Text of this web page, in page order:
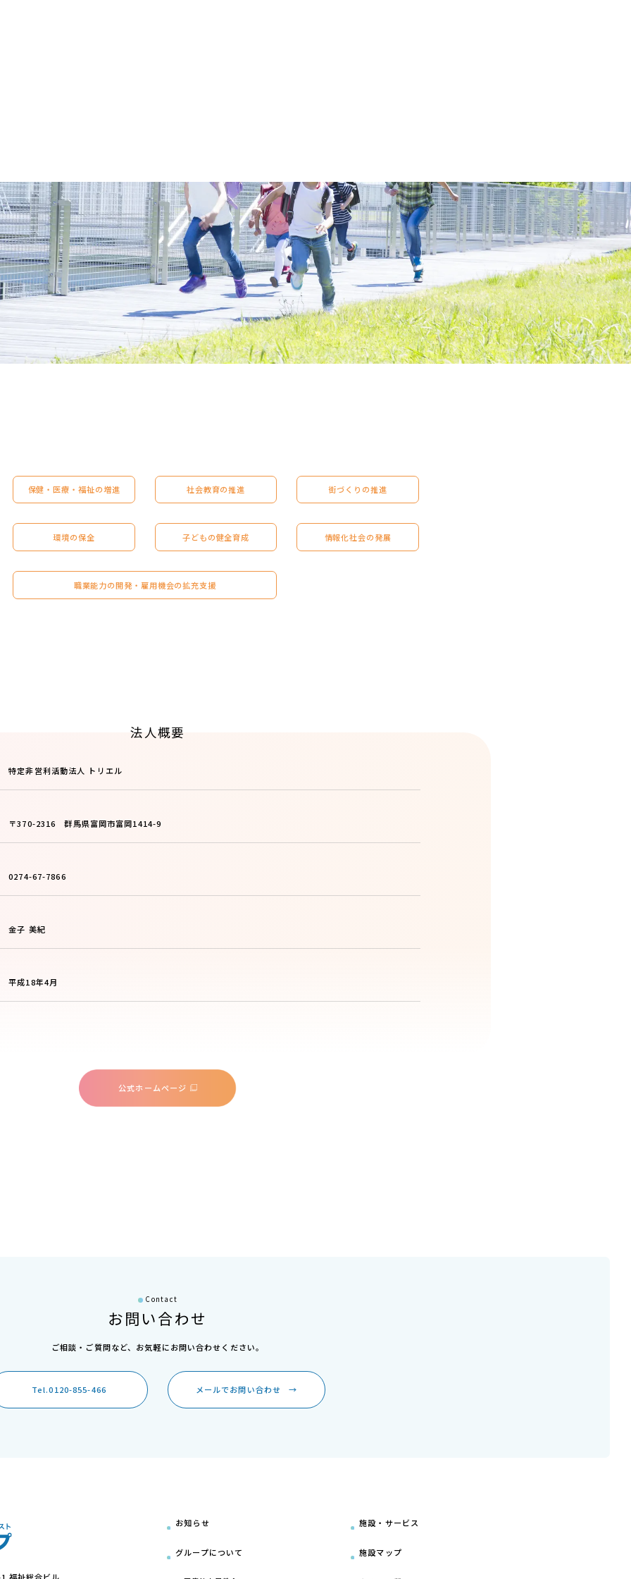
保健・医療・福祉の増進 社会教育の推進 街づくりの推進
環境の保全 子どもの健全育成 情報化社会の発展
職業能力の開発・雇用機会の拡充支援
法人概要
特定非営利活動法人 トリエル
〒370-2316 群馬県富岡市富岡1414-9
0274-67-7866
金子 美紀
平成18年4月
公式ホームページ
Contact
お問い合わせ
ご相談・ご質問など、 お気軽にお問い合わせください。
Tel.0120-855-466 メールでお問い合わせ →
お知らせ
グループについて
施設・サービス
施設マップ